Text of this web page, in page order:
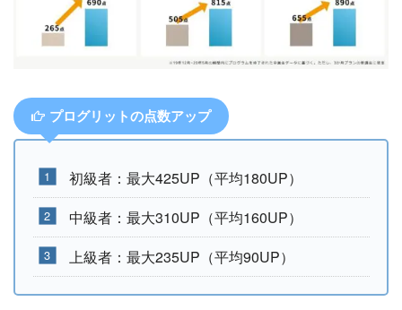
プログリットの点数アップ
初級者：最大425UP（平均180UP）
中級者：最大310UP（平均160UP）
上級者：最大235UP（平均90UP）